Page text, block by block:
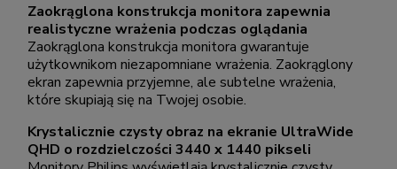
Zaokrąglona konstrukcja monitora zapewnia
realistyczne wrażenia podczas oglądania
Zaokrąglona konstrukcja monitora gwarantuje
użytkownikom niezapomniane wrażenia. Zaokrąglony
ekran zapewnia przyjemne, ale subtelne wrażenia,
które skupiają się na Twojej osobie.
Krystalicznie czysty obraz na ekranie UltraWide
QHD o rozdzielczości 3440 x 1440 pikseli